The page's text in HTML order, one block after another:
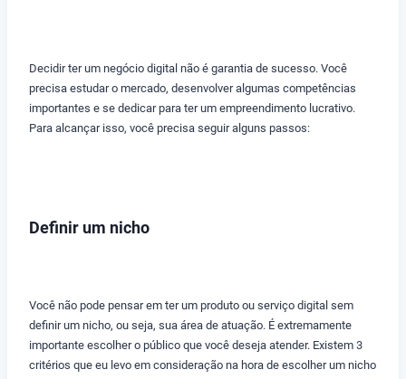
Decidir ter um negócio digital não é garantia de sucesso. Você
precisa estudar o mercado, desenvolver algumas competências
importantes e se dedicar para ter um empreendimento lucrativo.
Para alcançar isso, você precisa seguir alguns passos:
Definir um nicho
Você não pode pensar em ter um produto ou serviço digital sem
definir um nicho, ou seja, sua área de atuação. É extremamente
importante escolher o público que você deseja atender. Existem 3
critérios que eu levo em consideração na hora de escolher um nicho